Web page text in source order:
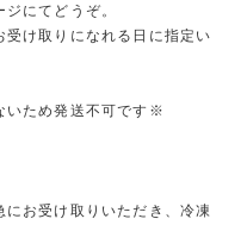
にてどうぞ。
け取りになれる日に指定い
いため発送不可です※
お受け取りいただき、冷凍